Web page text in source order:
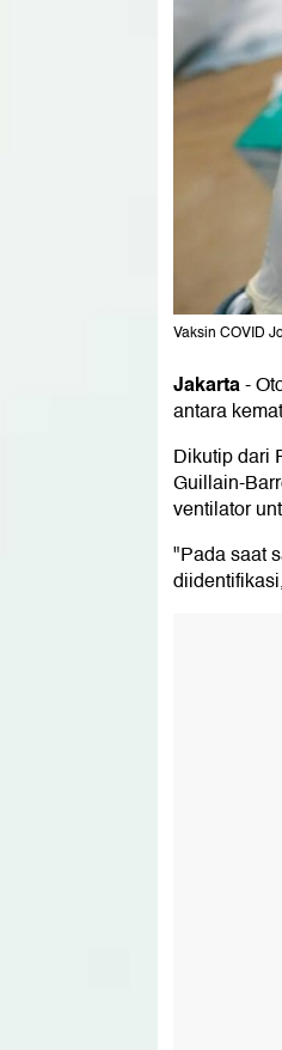
Vaksin COVID
Jakarta-
antara
Dikutip dari
Guillain-
ventilator
"Pada saat